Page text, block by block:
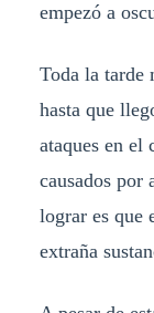
empezó a
Toda la tarde
hasta que
ataques en el
causados por
lograr es que
extraña